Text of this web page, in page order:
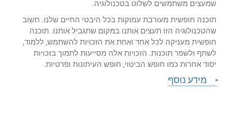
שמעצים משתמשים לשלוט בטכנולוגיה.
תוכנה חופשית מעורבת עמוקות בכל היבטי החיים שלנו. חשוב
שהטכנולוגיה הזו תעצים אותנו במקום שתגביל אותנו. תוכנה
חופשית מעניקה לכל אחד ואחת את הזכויות להשתמש, ללמוד,
לשתף ולשפר תוכנות. הזכויות אלה מסייעות לתמוך בזכויות
יסוד אחרות כמו חופש הביטוי, חופש העיתונות ופרטיות.
מידע נוסף